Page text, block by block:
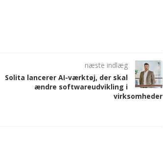
næste indlæg
Solita lancerer AI-værktøj, der skal
ændre softwareudvikling i
virksomheder